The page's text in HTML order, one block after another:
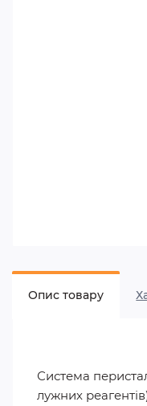
Опис товару
Система
лужних